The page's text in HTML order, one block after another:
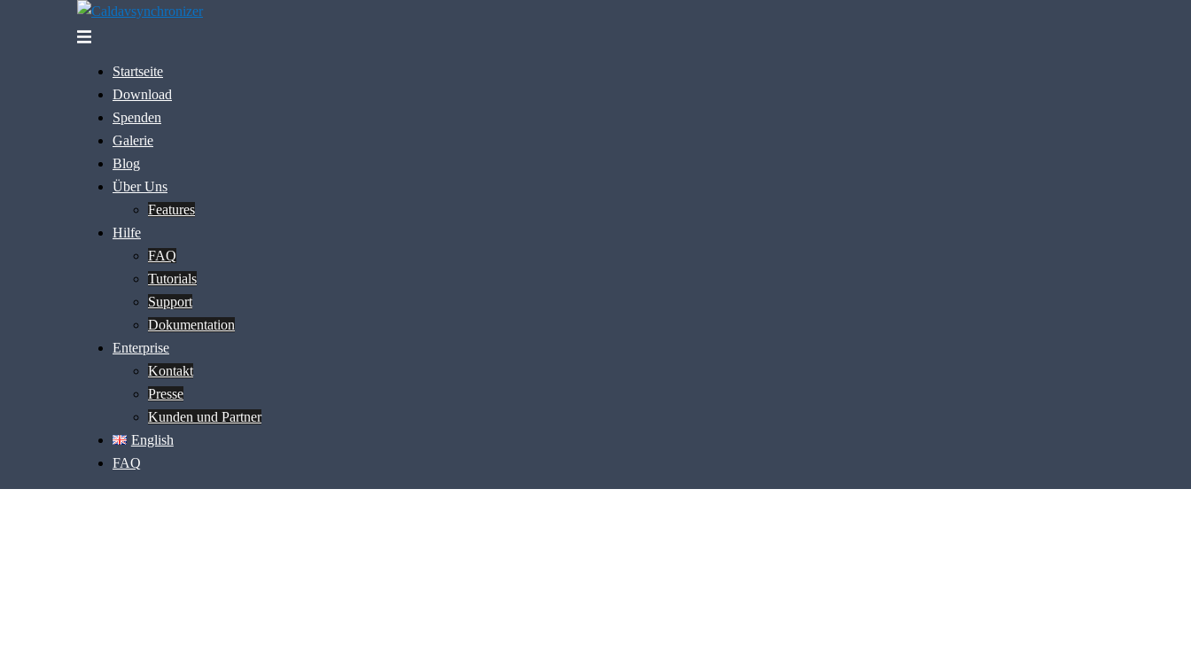
Toggle
Startseite
Download
Spenden
Galerie
Blog
Über Uns
Features
Hilfe
FAQ
Tutorials
Support
Dokumentation
Enterprise
Kontakt
Presse
Kunden und Partner
English
FAQ